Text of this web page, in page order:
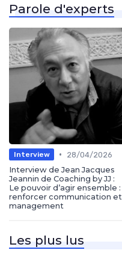
Parole d'experts
Interview •
28/04/2026
Interview de Jean Jacques
Jeannin de Coaching by JJ :
Le pouvoir d’agir ensemble :
renforcer communication et
management
Les plus lus